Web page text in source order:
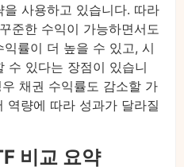
사용하고 있습니다. 따라
준한 수익이 가능하면서도
률이 더 높을 수 있고, 시
수 있다는 장점이 있습니
채권 수익률도 감소할 가
역량에 따라 성과가 달라질
비교 요약